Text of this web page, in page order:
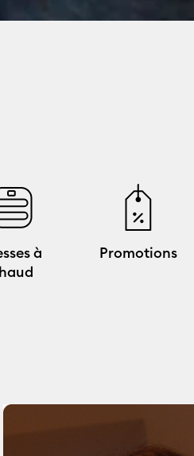
à
Promotions